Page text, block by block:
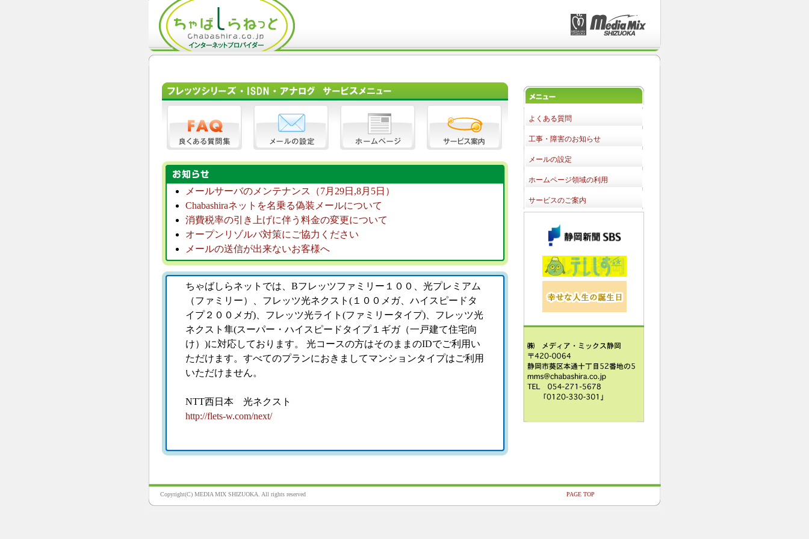
メールサーバのメンテナンス（7月29日,8月5日）
Chabashiraネットを名乗る偽装メールについて
消費税率の引き上げに伴う料金の変更について
オープンリゾルバ対策にご協力ください
メールの送信が出来ないお客様へ
ちゃばしらネットでは、Bフレッツファミリー１００、光プレミアム
（ファミリー）、フレッツ光ネクスト(１００メガ、ハイスピードタ
イプ２００メガ)、フレッツ光ライト(ファミリータイプ)、フレッツ光
ネクスト隼(スーパー・ハイスピードタイプ１ギガ（一戸建て住宅向
け）)に対応しております。 光コースの方はそのままのIDでご利用い
ただけます。すべてのプランにおきましてマンションタイプはご利用
いただけません。
NTT西日本 光ネクスト
http://flets-w.com/next/
よくある質問
工事・障害のお知らせ
メールの設定
ホームページ領域の利用
サービスのご案内
Copyright(C) MEDIA MIX SHIZUOKA. All rights reserved PAGE TOP